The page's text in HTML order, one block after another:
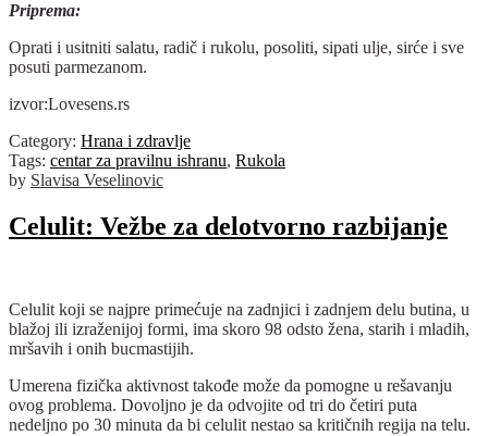
Priprema:
Oprati i usitniti salatu, radič i rukolu, posoliti, sipati ulje, sirće i sve
posuti parmezanom.
izvor:Lovesens.rs
Category: Hrana i zdravlje
Tags: centar za pravilnu ishranu, Rukola
by Slavisa Veselinovic
Celulit: Vežbe za delotvorno razbijanje
Celulit koji se najpre primećuje na zadnjici i zadnjem delu butina, u
blažoj ili izraženijoj formi, ima skoro 98 odsto žena, starih i mladih,
mršavih i onih bucmastijih.
Umerena fizička aktivnost takođe može da pomogne u rešavanju
ovog problema. Dovoljno je da odvojite od tri do četiri puta
nedeljno po 30 minuta da bi celulit nestao sa kritičnih regija na telu.